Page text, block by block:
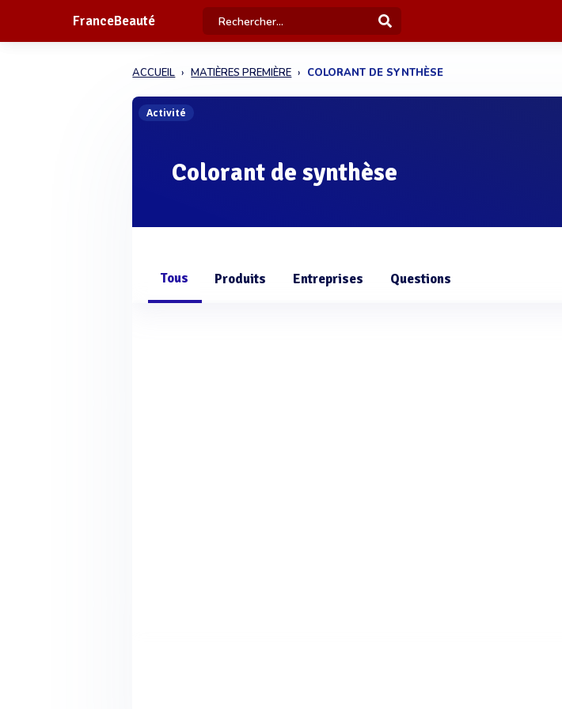
FranceBeauté
ACCUEIL MATIÈRES PREMIÈRE COLORANT DE SYNTHÈSE
Activité
Colorant de synthèse
Tous Produits Entreprises Questions